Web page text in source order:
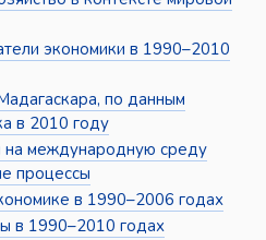
экономики в 1990–2010
по данным
в 2010 году
на международную среду
процессы
в 1990–2006 годах
в 1990–2010 годах